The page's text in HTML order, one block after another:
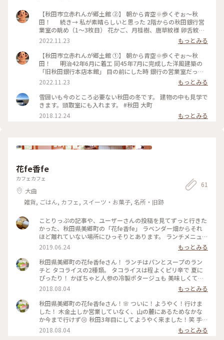
【秋田市立赤れんが郷土館 ②】 朝から青空🌞歩くぞぉ〜秋
田！ 続き→ 私が素晴らしいと思った 2階からの秋田銀行営
業室の眺め（1〜3枚目） 花かご、月桂樹、唐草紋様 卵舌紋様
の縁飾りなどを組み合わせた装飾 楕円形モチーフで柔らかい
雰囲氣の中に重厚感がある(๑˃̵ᴗ˂̵) 館内で最も豪華な装飾が
施されている貴賓室（4枚目） 暖炉には埼玉県産の蛇紋岩 右側
の🚪扉には…板に模様をくりぬき その窪みに紫檀や黒檀をはめ
込む技法が用いられており 左側のクロスには栄光の象徴であ
る月桂樹がモチーフに_φ(･_･ そしてこの建物にある約70箇
所の窓には 全国的にも貴重な明治時代の鉄製国産シャッター
を 防火の為に取り付けているのですが（5枚目） 窓の上の方に
ﾁｮｯﾄ見えるかなぁ〜👀 #Myことりっぷ #赤れんが郷土館 #秋田
市立赤れんが郷土館 #d-maru秋田ひとり旅
2022.11.23
もっとみる
【秋田市立赤れんが郷土館 ①】 朝から青空🌞歩くぞぉ〜秋
田！ 明治42年6月に着工 同45年7月に完成した洋風建築の
「旧秋田銀行本店本館」 目の前にした時 銀行の営業室だった
場所をカフェとして使用している 三菱一号館美術館の
Café1894（東京丸の内）が頭に浮かび 気になったのでﾁｮｯﾄ調
べてみると明治27年に竣工と…_φ(･_･ 明治時代の方の設計、
技術力 そして豪華さが今よりも素晴らしいのではないかと思
いつつ中へ 鉄筋コンクリートが主流になる直前 明治末期の
2階建て赤れんが造り✨ 昭和44年3月まで秋田銀行の営業店舗
く #Myことりっぷ #赤れんが郷土館 #秋田市立赤れんが郷土館
2022.11.23
もっとみる
雪囲いも今のところ必要ない秋田の冬です。 建物の中も見学で
きます。頭取室にも入れます。 #秋田 大町
2018.12.24
もっとみる
花fe香fe
カフェカフェ
大曲
雑貨, ごはん, カフェ, スイーツ・お菓子, 名所・旧跡
61
ことりっぷの記事や、ユーザーさんの投稿を見てずっと行きた
かった、秋田県美郷町の「花fe香fe」 ラベンダー畑からそれ
ほど離れていない場所にひっそりとあります。 ランチメニュー
は『パンとスープのランチ』 か 『花fe香feタコライス』
パンとスープのランチをいただきました。 この日は、 《アス
パラとベシャメルソースのベーコンオープンサンド》 《はち
みつバタートースト》 《人参とレンズ豆のポタージュスー
プ》 《ひよこ豆のスパイシーサラダ》 《豆乳ドレッシングの
レタスサラダ》 どれもとても美味しかったです。 木のぬくも
りのある店内から外の風景を眺めるだけで癒される、素敵なカ
フェでした。 #秋田県
2019.06.24
もっとみる
秋田県美郷町の花fe香feさん！ ランチはパンとスープのラン
チと タコライスの2種類。 タコライスは程よくピリ辛で 夏に
ぴったり！ かぼちゃと人参の冷製ポタージュも 美味しくてお
かわりしたかった笑 食後には秋田県産のりんごジュースも 頂
いて満足！平日の疲れが安らぐ〜🌸 #夏色さがし #わたしの街
#秋田 #カフェ
2018.08.04
もっとみる
秋田県美郷町の花fe香feさん！🌸 ついに！ようやく！行けま
した！ 木金土しか営業していなく、山の麓にあるためなかな
か今まで行けず😢 秋田3年目にしてようやく来ました！笑 手作
り感のある外観が素敵です💕 #夏色さがし #わたしの街 #秋田#
カフェ
2018.08.04 もっとみる